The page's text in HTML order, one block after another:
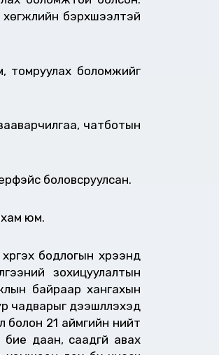
хөгжлийн бэрхшээлтэй
боломжийг
чатботын
боловсруулсан.
юм.
бодлогын хүрээнд
зохицуулалтын
байраар хангахын
чадварыг дээшлүүлэхэд
болон 21 аймгийн нийт
даан, саадгүй авах